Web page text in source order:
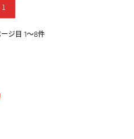
1
ージ目 1〜8件